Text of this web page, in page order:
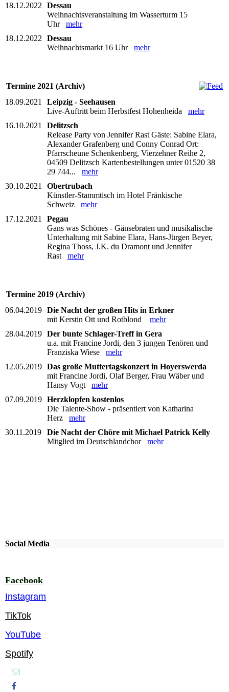
18.12.2022
Dessau
Weihnachtsveranstaltung im Wasserturm 15
Uhr mehr
18.12.2022
Dessau
Weihnachtsmarkt 16 Uhr mehr
Termine 2021 (Archiv)
18.09.2021
Leipzig - Seehausen
Live-Auftritt beim Herbstfest Hohenheida mehr
16.10.2021
Delitzsch
Release Party von Jennifer Rast Gäste: Sabine Elara,
Alexander Grafenberg und Conny Conrad Ort:
Pfarrscheune Schenkenberg, Vierzehner Reihe 2,
04509 Delitzsch Kartenbestellungen unter 01520 38
29 744... mehr
30.10.2021
Obertrubach
Künstler-Stammtisch im Hotel Fränkische
Schweiz mehr
17.12.2021
Pegau
Gans was Schönes - Gänsebraten und musikalische
Unterhaltung mit Sabine Elara, Hans-Jürgen Beyer,
Regina Thoss, J.K. du Dramont und Jennifer
Rast mehr
Termine 2019 (Archiv)
06.04.2019 Die Nacht der großen Hits in Erkner
mit Kerstin Ott und Rotblond mehr
28.04.2019 Der bunte Schlager-Treff in Gera
u.a. mit Francine Jordi, den 3 jungen Tenören und
Franziska Wiese mehr
12.05.2019 Das große Muttertagskonzert in Hoyerswerda
mit Francine Jordi, Olaf Berger, Frau Wäber und
Hansy Vogt mehr
07.09.2019 Herzklopfen kostenlos
Die Talente-Show - präsentiert von Katharina
Herz mehr
30.11.2019
Die Nacht der Chöre mit Michael Patrick Kelly
Mitglied im Deutschlandchor mehr
Social Media
Facebook
Instagram
TikTok
YouTube
Spotify